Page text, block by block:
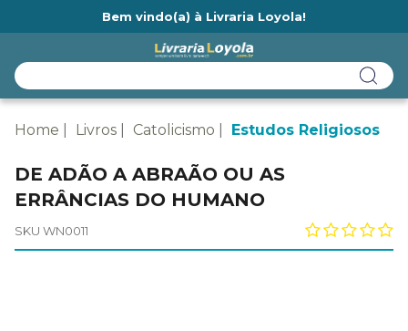
Bem vindo(a) à Livraria Loyola!
Home Livros Catolicismo Estudos Religiosos
DE ADÃO A ABRAÃO OU AS
ERRÂNCIAS DO HUMANO
SKU WN0011